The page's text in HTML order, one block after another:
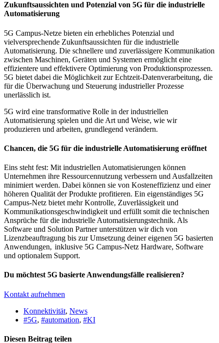
Zukunftsaussichten und Potenzial von 5G für die industrielle
Automatisierung
5G Campus-Netze bieten ein erhebliches Potenzial und
vielversprechende Zukunftsaussichten für die industrielle
Automatisierung. Die schnellere und zuverlässigere Kommunikation
zwischen Maschinen, Geräten und Systemen ermöglicht eine
effizientere und effektivere Optimierung von Produktionsprozessen.
5G bietet dabei die Möglichkeit zur Echtzeit-Datenverarbeitung, die
für die Überwachung und Steuerung industrieller Prozesse
unerlässlich ist.
5G wird eine transformative Rolle in der industriellen
Automatisierung spielen und die Art und Weise, wie wir
produzieren und arbeiten, grundlegend verändern.
Chancen, die 5G für die industrielle Automatisierung eröffnet
Eins steht fest: Mit industriellen Automatisierungen können
Unternehmen ihre Ressourcennutzung verbessern und Ausfallzeiten
minimiert werden. Dabei können sie von Kosteneffizienz und einer
höheren Qualität der Produkte profitieren. Ein eigenständiges 5G
Campus-Netz bietet mehr Kontrolle, Zuverlässigkeit und
Kommunikationsgeschwindigkeit und erfüllt somit die technischen
Ansprüche für die industrielle Automatisierungstechnik. Als
Software und Solution Partner unterstützen wir dich von
Lizenzbeauftragung bis zur Umsetzung deiner eigenen 5G basierten
Anwendungen, inklusive 5G Campus-Netz Hardware, Software
und optionalem Support.
Du möchtest 5G basierte Anwendungsfälle realisieren?
Kontakt aufnehmen
Konnektivität, News
#5G, #automation, #KI
Diesen Beitrag teilen